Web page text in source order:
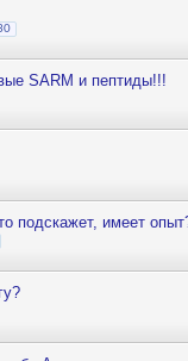
SARM и пептиды!!!
подскажет, имеет